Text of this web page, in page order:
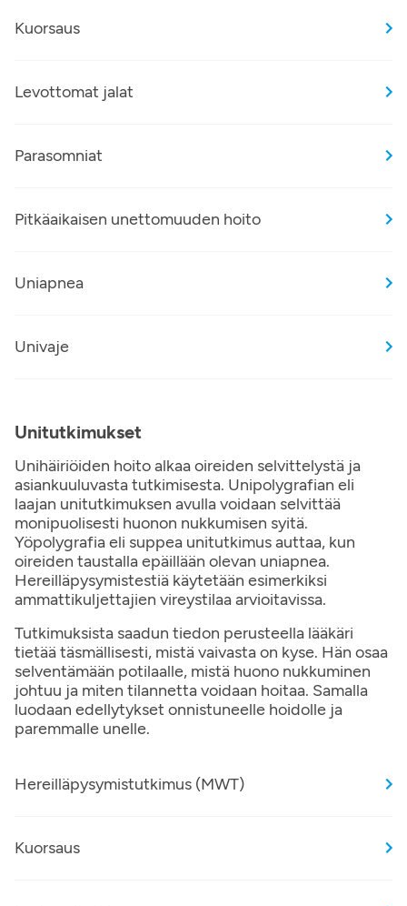
Kuorsaus
Levottomat jalat
Parasomniat
Pitkäaikaisen unettomuuden hoito
Uniapnea
Univaje
Unitutkimukset
Unihäiriöiden hoito alkaa oireiden selvittelystä ja
asiankuuluvasta tutkimisesta. Unipolygrafian eli
laajan unitutkimuksen avulla voidaan selvittää
monipuolisesti huonon nukkumisen syitä.
Yöpolygrafia eli suppea unitutkimus auttaa, kun
oireiden taustalla epäillään olevan uniapnea.
Hereilläpysymistestiä käytetään esimerkiksi
ammattikuljettajien vireystilaa arvioitavissa.
Tutkimuksista saadun tiedon perusteella lääkäri
tietää täsmällisesti, mistä vaivasta on kyse. Hän osaa
selventämään potilaalle, mistä huono nukkuminen
johtuu ja miten tilannetta voidaan hoitaa. Samalla
luodaan edellytykset onnistuneelle hoidolle ja
paremmalle unelle.
Hereilläpysymistutkimus (MWT)
Kuorsaus